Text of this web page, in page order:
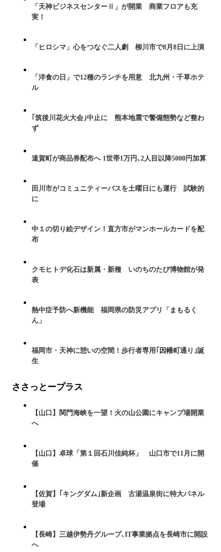
「天神ビジネスセンターⅡ」が開業 商業フロアも充
実！
「ヒロシマ」心をつなぐ二人劇 柳川市で8月8日に上演
「洋食の日」で12種のランチを用意 北九州・千草ホテ
ル
｢筑後川花火大会｣中止に 熊本地震で警備態勢など整わ
ず
遠賀町が商品券配布へ 1世帯1万円､2人目以降5000円加算
田川市がコミュニティーバスを土曜日にも運行 試験的
に
中１の切り絵デザイン！直方市がマンホールカードを配
布
クモヒトデ化石は新属・新種 いのちのたび博物館が発
表
熱中症予防へ新機能 福岡県の防災アプリ「まもるく
ん」
福岡市・天神に憩いの空間！歩行者専用｢因幡町通り｣誕
生
ささっとープラス
【山口】関門海峡を一望！火の山公園にキャンプ場開業
へ
【山口】卓球「第１回石川佳純杯」 山口市で11月に開
催
【佐賀】｢キングダム｣新企画 古湯温泉街に特大パネル
登場
【長崎】三越伊勢丹グループ､IT事業拠点を長崎市に開設
へ